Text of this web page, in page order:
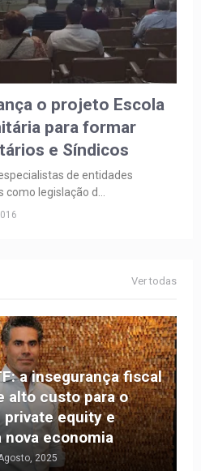
o projeto Escola
para formar
e Síndicos
de entidades
legislação d…
Ver todas
a insegurança fiscal
alto custo para o
private equity e
economia
2025